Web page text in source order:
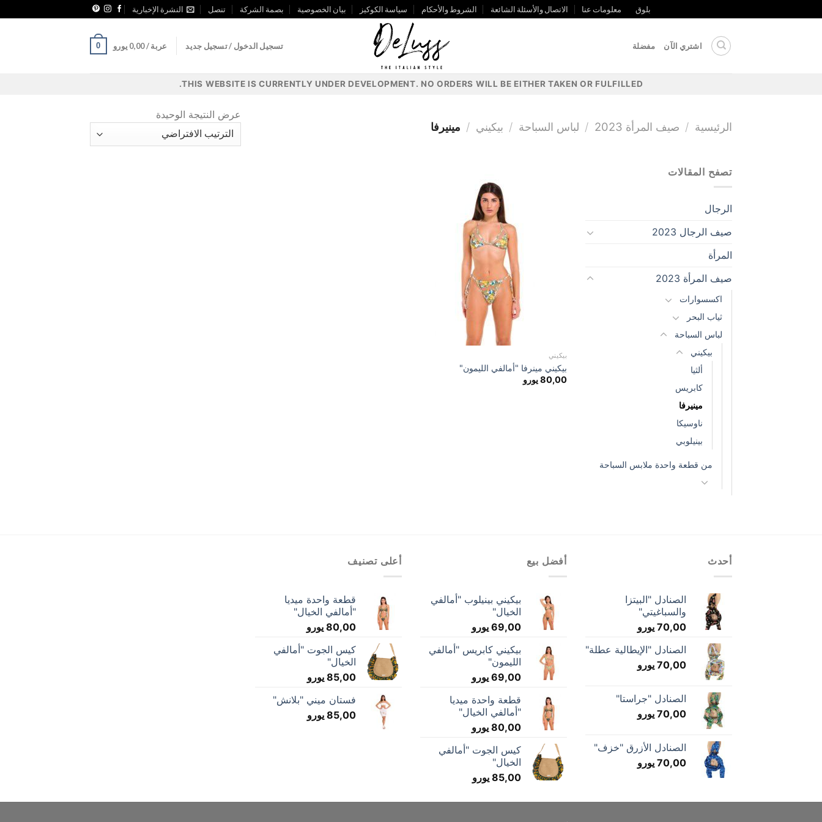
إلى
بلوق معلومات عنا الاتصال والأسئلة الشائعة الشروط والأحكام سياسة الكوكيز بيان الخصوصية بصمة الشركة تنصل النشرة الإخبارية
اشتري الآن مفضلة تسجيل الدخول / تسجيل جديد عربة /0,00 يورو 0
THIS WEBSITE IS CURRENTLY UNDER DEVELOPMENT. NO ORDERS WILL BE EITHER TAKEN OR FULFILLED.
الرئيسية / صيف المرأة 2023 / لباس السباحة / بيكيني / مينيرفا
عرض النتيجة الوحيدة
تصفح المقالات
الرجال
صيف الرجال 2023
المرأة
صيف المرأة 2023
اكسسوارات
ثياب البحر
لباس السباحة
بيكيني
ألثيا
كابريس
مينيرفا
ناوسيكا
بينيلوبي
من قطعة واحدة ملابس السباحة
بيكيني
بيكيني مينرفا "أمالفي الليمون"
80,00يورو
أحدث
الصنادل "البيتزا
والسباغيتي"
70,00 يورو
الصنادل "الإيطالية عطلة"
70,00 يورو
الصنادل "جراستا"
70,00 يورو
الصنادل الأزرق "خزف"
70,00 يورو
أفضل بيع
بيكيني بينيلوب "أمالفي
الخيال"
69,00 يورو
بيكيني كابريس "أمالفي
الليمون"
69,00 يورو
قطعة واحدة ميديا
"أمالفي الخيال"
80,00 يورو
كيس الجوت "أمالفي
الخيال"
85,00 يورو
أعلى تصنيف
قطعة واحدة ميديا
"أمالفي الخيال"
80,00 يورو
كيس الجوت "أمالفي
الخيال"
85,00 يورو
فستان ميني "بلانش"
85,00 يورو